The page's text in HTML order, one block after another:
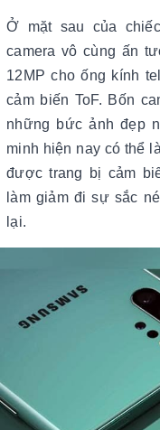
Ở mặt sau của
camera vô cùng ấn
12MP cho ống kính
cảm biến ToF. Bốn
những bức ảnh đẹp
minh hiện nay có thể
được trang bị cảm
làm giảm đi sự sắc
lại.